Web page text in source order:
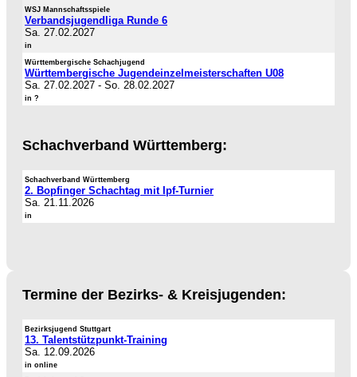
WSJ Mannschaftsspiele
Verbandsjugendliga Runde 6
Sa. 27.02.2027
in
Württembergische Schachjugend
Württembergische Jugendeinzelmeisterschaften U08
Sa. 27.02.2027 - So. 28.02.2027
in ?
Schachverband Württemberg:
Schachverband Württemberg
2. Bopfinger Schachtag mit Ipf-Turnier
Sa. 21.11.2026
in
Termine der Bezirks- & Kreisjugenden:
Bezirksjugend Stuttgart
13. Talentstützpunkt-Training
Sa. 12.09.2026
in online